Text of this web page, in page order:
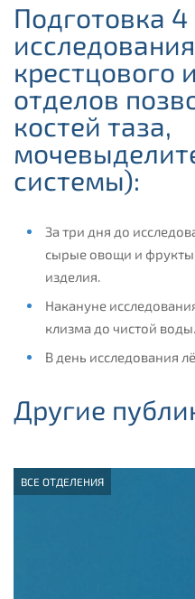
Подготовка 4
крестцового
отделов
костей таза,
системы):
За три дня до
сырые овощи и
изделия.
Накануне
клизма до чистой воды.
В день исследования
Другие
ВСЕ ОТДЕЛЕНИЯ